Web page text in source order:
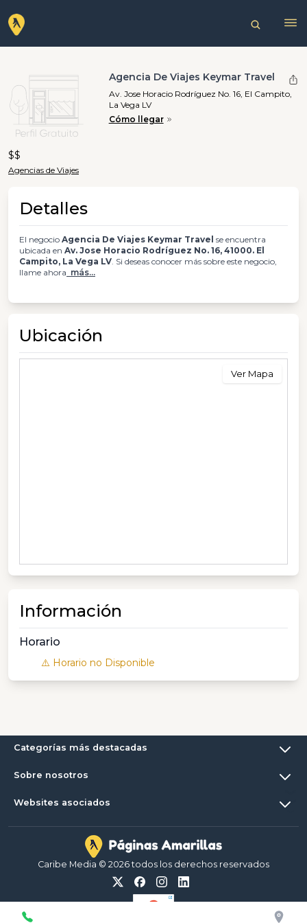
Agencia De Viajes Keymar Travel
Av. Jose Horacio Rodríguez No. 16, El Campito,
La Vega LV
Cómo llegar
$$
Agencias de Viajes
Detalles
El negocio Agencia De Viajes Keymar Travel se encuentra
ubicada en Av. Jose Horacio Rodríguez No. 16, 41000. El
Campito, La Vega LV. Si deseas conocer más sobre este negocio,
llame ahora más...
Ubicación
Ver Mapa
Información
Horario
⚠️ Horario no Disponible
Categorías más destacadas
Sobre nosotros
Websites asociados
Caribe Media © 2026 todos los derechos reservados